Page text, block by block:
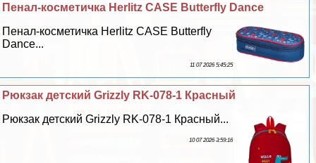
Пенал-косметичка Herlitz CASE Butterfly Dance
Пенал-косметичка Herlitz CASE Butterfly
Dance...
11 07 2026 5:45:25
Рюкзак детский Grizzly RK-078-1 Красный
Рюкзак детский Grizzly RK-078-1 Красный...
10 07 2026 3:59:16